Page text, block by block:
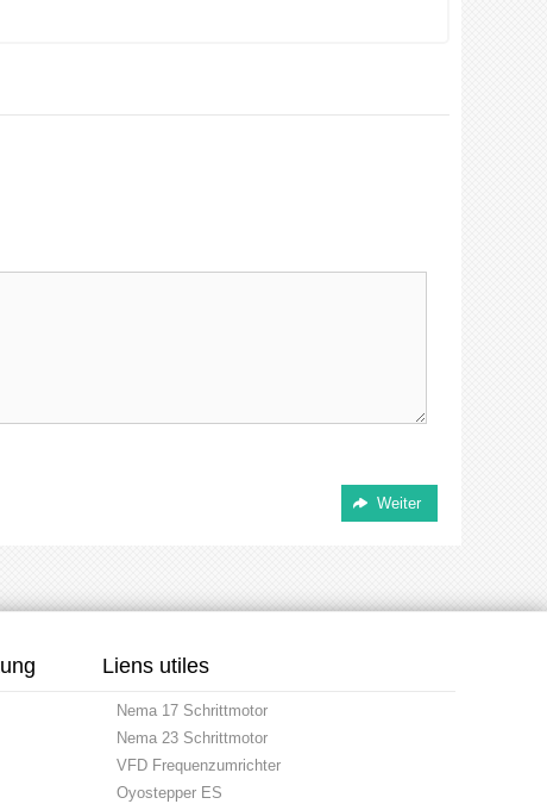
Liens utiles
Nema 17 Schrittmotor
Nema 23 Schrittmotor
VFD Frequenzumrichter
Oyostepper ES